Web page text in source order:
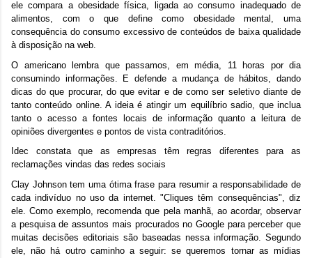
ele compara a obesidade física, ligada ao consumo inadequado de
alimentos, com o que define como obesidade mental, uma
consequência do consumo excessivo de conteúdos de baixa qualidade
à disposição na web.
O americano lembra que passamos, em média, 11 horas por dia
consumindo informações. E defende a mudança de hábitos, dando
dicas do que procurar, do que evitar e de como ser seletivo diante de
tanto conteúdo online. A ideia é atingir um equilíbrio sadio, que inclua
tanto o acesso a fontes locais de informação quanto a leitura de
opiniões divergentes e pontos de vista contraditórios.
Idec constata que as empresas têm regras diferentes para as
reclamações vindas das redes sociais
Clay Johnson tem uma ótima frase para resumir a responsabilidade de
cada indivíduo no uso da internet. "Cliques têm consequências", diz
ele. Como exemplo, recomenda que pela manhã, ao acordar, observar
a pesquisa de assuntos mais procurados no Google para perceber que
muitas decisões editoriais são baseadas nessa informação. Segundo
ele, não há outro caminho a seguir: se queremos tornar as mídias